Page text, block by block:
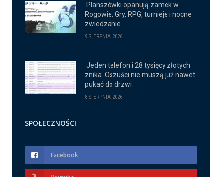
Planszówki opanują zamek w
Rogowie. Gry, RPG, turnieje i nocne
zwiedzanie
9 SIERPNIA 2026
Jeden telefon i 28 tysięcy złotych
znika. Oszuści nie muszą już nawet
pukać do drzwi
8 SIERPNIA 2026
SPOŁECZNOŚCI
Facebook